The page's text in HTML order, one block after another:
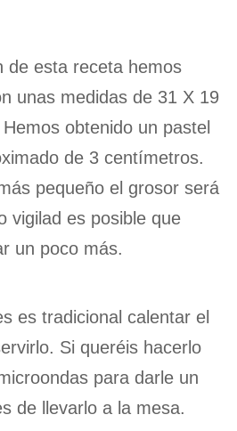
de esta receta hemos
unas medidas de 31 X 19
obtenido un pastel
de 3 centímetros.
pequeño el grosor será
vigilad es posible que
un poco más.
es tradicional calentar el
Si queréis hacerlo
para darle un
de llevarlo a la mesa.